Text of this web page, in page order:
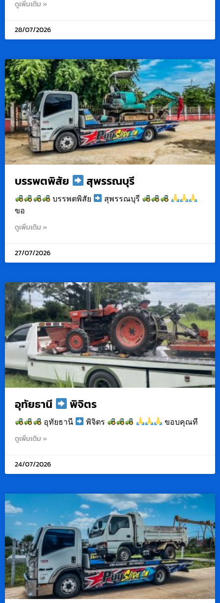
ดูเพิ่มเติม »
28/07/2026
บรรพตพิสัย สุพรรณบุรี
บรรพตพิสัย
สุพรรณบุรี
ขอ
ดูเพิ่มเติม »
27/07/2026
อุทัยธานี พิจิตร
อุทัยธานี พิจิตร ขอบคุณที
ดูเพิ่มเติม »
24/07/2026